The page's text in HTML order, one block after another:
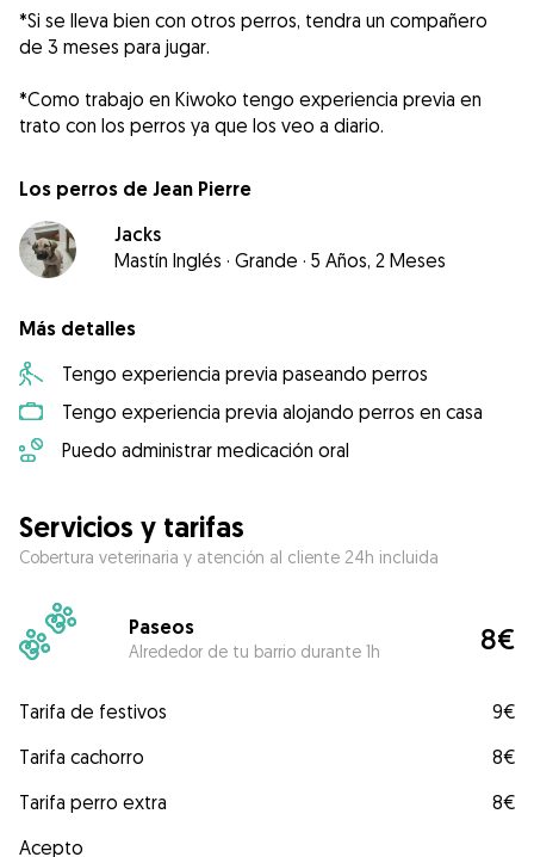
*Si se lleva bien con otros perros, tendra un compañero
de 3 meses para jugar.
*Como trabajo en Kiwoko tengo experiencia previa en
Los perros de Jean Pierre
Jacks
Mastín Inglés · Grande · 5 Años, 2 Meses
Más detalles
Tengo experiencia previa paseando perros
Tengo experiencia previa alojando perros en casa
Puedo administrar medicación oral
Servicios y tarifas
Cobertura veterinaria y atención al cliente 24h incluida
Paseos
Alrededor de tu barrio durante 1h 8€
Tarifa de festivos
9€
Tarifa cachorro
8€
Tarifa perro extra
8€
Acepto